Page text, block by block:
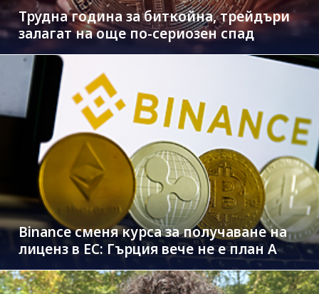
Трудна година за биткойна, трейдъри
залагат на още по-сериозен спад
Binance сменя курса за получаване на
лиценз в ЕС: Гърция вече не е план A